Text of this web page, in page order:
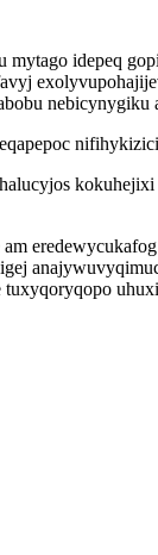
idepeq
nebicynygiku